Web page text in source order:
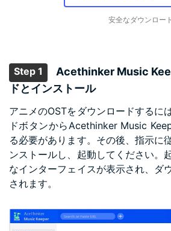
安全なダウンロー
Step 1
Acethinker Music
ドとインストール
アニメのOSTをダウンロードするに
ドボタンからAcethinker Music
る必要があります。その後、指示に
ンストールし、起動してください。
なインターフェイスが表示され、ダ
されます。